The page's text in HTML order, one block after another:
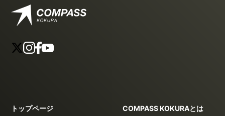
トップページ COMPASS KOKURAとは